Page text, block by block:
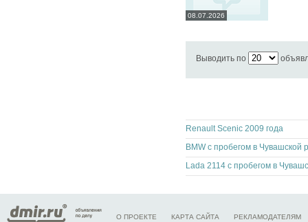
08.07.2026
Выводить по
Renault Scenic 2009 года
О ПРОЕКТЕ КАРТА САЙТА РЕКЛАМОДАТЕЛЯМ